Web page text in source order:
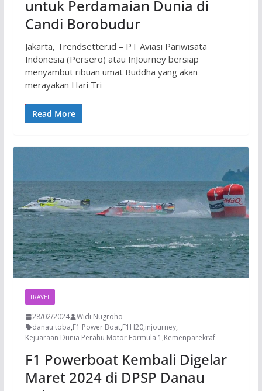
untuk Perdamaian Dunia di
Candi Borobudur
Jakarta, Trendsetter.id – PT Aviasi Pariwisata
Indonesia (Persero) atau InJourney bersiap
menyambut ribuan umat Buddha yang akan
merayakan Hari Tri
Read More
TRAVEL
28/02/2024
Widi Nugroho
danau toba,F1 Power Boat,F1H20,injourney,
Kejuaraan Dunia Perahu Motor Formula 1 ,Kemenparekraf
F1 Powerboat Kembali Digelar
Maret 2024 di DPSP Danau